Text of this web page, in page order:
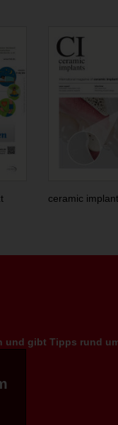
ceramic
und gibt Tipps rund